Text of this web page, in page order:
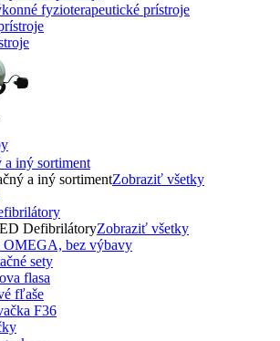
fyzioterapeutické prístroje
a iný sortiment
a iný sortimentZobraziť všetky
DefibrilátoryZobraziť všetky
sety
fľaše